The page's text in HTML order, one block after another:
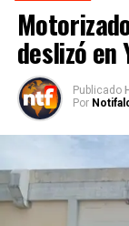
deslizó en
Publicado
Por